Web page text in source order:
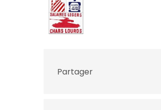
Partager